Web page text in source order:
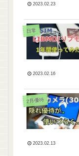
2023.02.23
日常
2023.02.16
2月優待
2023.02.13